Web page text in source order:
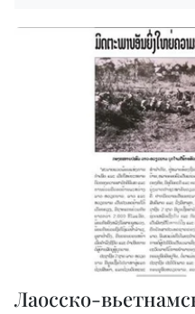
Лаосско-